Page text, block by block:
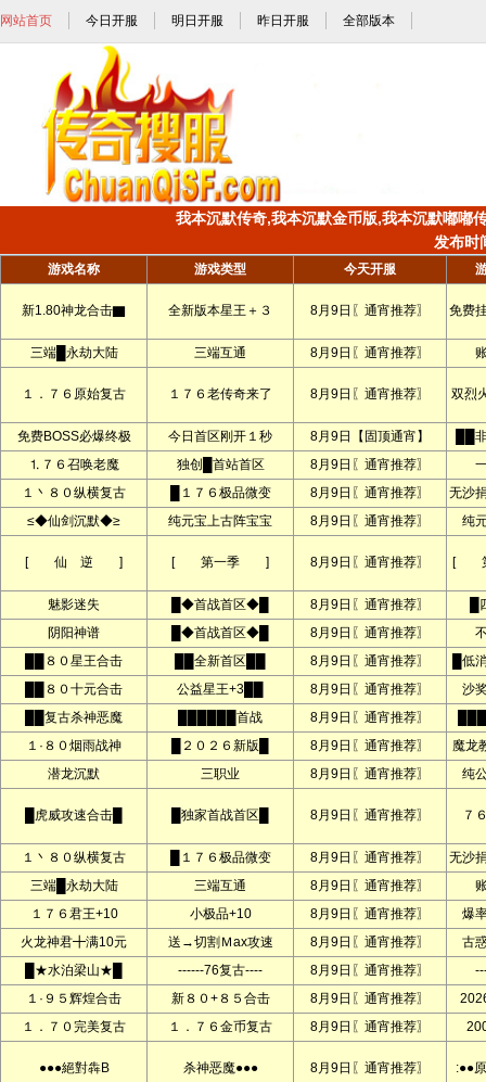
网站首页 今日开服 明日开服 昨日开服 全部版本
我本沉默传奇,我本沉默金币版,我本沉默嘟嘟
发布时
游戏名称 游戏类型 今天开服
新1.80神龙合击▇ 全新版本星王＋３ 8月9日〖通宵推荐〗 免费
三端█永劫大陆 三端互通 8月9日〖通宵推荐〗
１．７６原始复古 １７６老传奇来了 8月9日〖通宵推荐〗 双烈
免费BOSS必爆终极 今日首区刚开１秒 8月9日【固顶通宵】
██
⒈７６召唤老魔
独创█首站首区 8月9日〖通宵推荐〗
１丶８０纵横复古
█１７６极品微变 8月9日〖通宵推荐〗
无沙
≤◆仙剑沉默◆≥
纯元宝上古阵宝宝 8月9日〖通宵推荐〗 纯
[ 仙 逆 ] [ 第一季 ] 8月9日〖通宵推荐〗 [
魅影迷失 █◆首战首区◆█ 8月9日〖通宵推荐〗
█
阴阳神谱
█◆首战首区◆█ 8月9日〖通宵推荐〗
██８０星王合击
██全新首区██ 8月9日〖通宵推荐〗
█低
██８０十元合击
公益星王+3██ 8月9日〖通宵推荐〗
沙
██复古杀神恶魔
██████首战 8月9日〖通宵推荐〗
１·８０烟雨战神
█２０２６新版█ 8月9日〖通宵推荐〗
魔龙
潜龙沉默
三职业 8月9日〖通宵推荐〗 纯
█虎威攻速合击█ █独家首战首区█ 8月9日〖通宵推荐〗 ７
１丶８０纵横复古 █１７６极品微变 8月9日〖通宵推荐〗
无沙
三端█永劫大陆
三端互通 8月9日〖通宵推荐〗
１７６君王+10
小极品+10 8月9日〖通宵推荐〗
爆
火龙神君╋满10元
送→切割Ｍax攻速 8月9日〖通宵推荐〗
古
█★水泊梁山★█
------76复古---- 8月9日〖通宵推荐〗
１·９５辉煌合击
新８０+８５合击 8月9日〖通宵推荐〗
１．７０完美复古
１．７６金币复古 8月9日〖通宵推荐〗
●●●絕對犇B 杀神恶魔●●● 8月9日〖通宵推荐〗 :●●